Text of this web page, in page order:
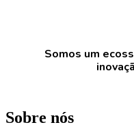
Somos um
Sobre nós